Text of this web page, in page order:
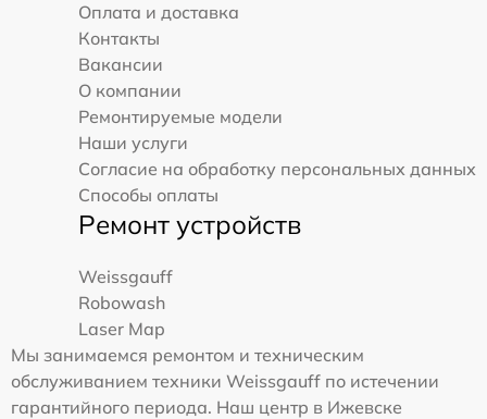
Оплата и доставка
Контакты
Вакансии
О компании
Ремонтируемые модели
Наши услуги
Согласие на обработку персональных данных
Способы оплаты
Ремонт устройств
Weissgauff
Robowash
Laser Map
Мы занимаемся ремонтом и техническим
обслуживанием техники Weissgauff по истечении
гарантийного периода. Наш центр в Ижевске